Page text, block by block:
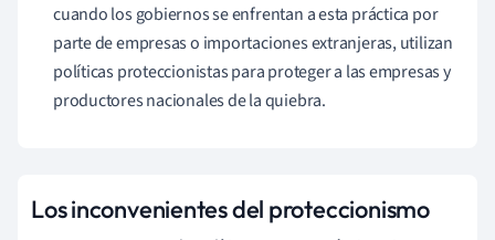
cuando los gobiernos se enfrentan a esta práctica por
parte de empresas o importaciones extranjeras, utilizan
políticas proteccionistas para proteger a las empresas y
productores nacionales de la quiebra.
Los inconvenientes del proteccionismo